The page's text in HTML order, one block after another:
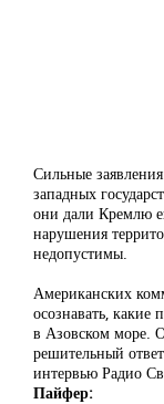
Сильные
западных
они дали Кремлю
нарушения
недопустимы.
Американских
осознавать, какие
в Азовском море.
решительный
интервью Радио
Пайфер: